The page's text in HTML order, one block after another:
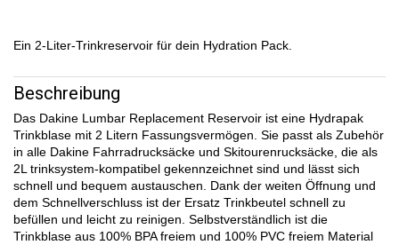
Ein 2-Liter-Trinkreservoir für dein Hydration Pack.
Beschreibung
Das Dakine Lumbar Replacement Reservoir ist eine Hydrapak
Trinkblase mit 2 Litern Fassungsvermögen. Sie passt als Zubehör
in alle Dakine Fahrradrucksäcke und Skitourenrucksäcke, die als
2L trinksystem-kompatibel gekennzeichnet sind und lässt sich
schnell und bequem austauschen. Dank der weiten Öffnung und
dem Schnellverschluss ist der Ersatz Trinkbeutel schnell zu
befüllen und leicht zu reinigen. Selbstverständlich ist die
Trinkblase aus 100% BPA freiem und 100% PVC freiem Material